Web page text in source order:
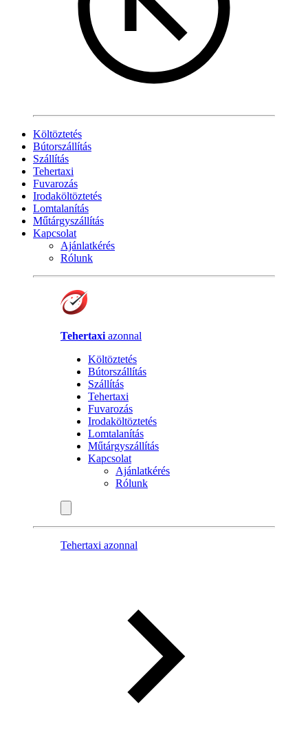
Költöztetés
Bútorszállítás
Szállítás
Tehertaxi
Fuvarozás
Irodaköltöztetés
Lomtalanítás
Műtárgyszállítás
Kapcsolat
Ajánlatkérés
Rólunk
Tehertaxi azonnal
Költöztetés
Bútorszállítás
Szállítás
Tehertaxi
Fuvarozás
Irodaköltöztetés
Lomtalanítás
Műtárgyszállítás
Kapcsolat
Ajánlatkérés
Rólunk
Tehertaxi azonnal